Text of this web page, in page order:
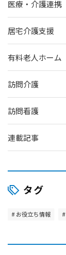
医療・介護連携
居宅介護支援
有料老人ホーム
訪問介護
訪問看護
連載記事
タグ
お役立ち情報